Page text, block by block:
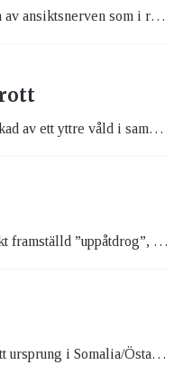
Förlamning av de yttersta grenarna av ansiktsnerven som i regel drabbar ena sidan av ansiktet.
En komplex process i hjärnan orsakad av ett yttre våld i samband med idrottsutövande. Enkel hjärnskskning: Patienten är ...
Narkotiklassad ”nätdrog”. Syntetiskt framställd ”uppåtdrog”, en centralstimulerare drog med effekt som en blandning av a...
Drogkulturen med sin tyngd och sitt ursprung i Somalia/Östafrika men som nu sprids. Efter några timmars tuggande av blad...